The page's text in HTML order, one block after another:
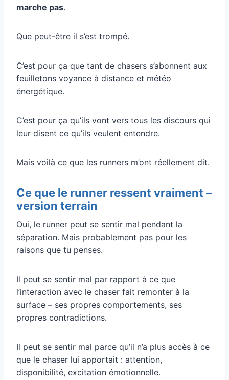
marche pas.
Que peut-être il s’est trompé.
C’est pour ça que tant de chasers s’abonnent aux
feuilletons voyance à distance et météo
énergétique.
C’est pour ça qu’ils vont vers tous les discours qui
leur disent ce qu’ils veulent entendre.
Mais voilà ce que les runners m’ont réellement dit.
Ce que le runner ressent vraiment –
version terrain
Oui, le runner peut se sentir mal pendant la
séparation. Mais probablement pas pour les
raisons que tu penses.
Il peut se sentir mal par rapport à ce que
l’interaction avec le chaser fait remonter à la
surface – ses propres comportements, ses
propres contradictions.
Il peut se sentir mal parce qu’il n’a plus accès à ce
que le chaser lui apportait : attention,
disponibilité, excitation émotionnelle.